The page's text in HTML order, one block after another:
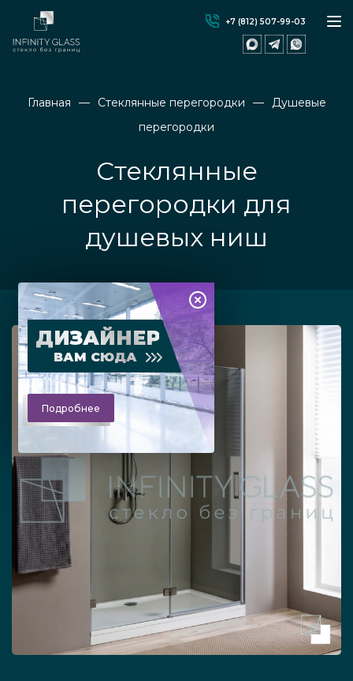
+7 (812) 507-99-03
Главная Стеклянные перегородки
Душевые
перегородки
Стеклянные
перегородки для
душевых ниш
ДИЗАЙНЕР
ВАМ СЮДА
Подробнее